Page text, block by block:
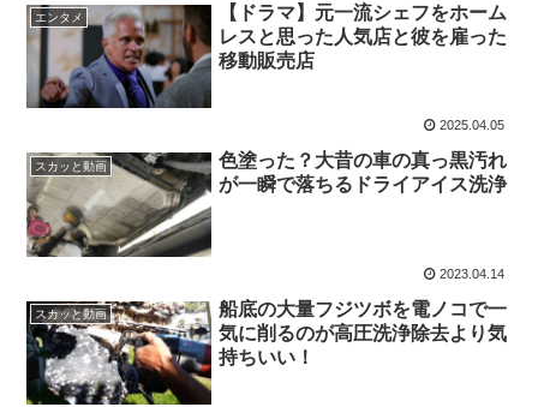
エンタメ
【ドラマ】元一流シェフをホーム
レスと思った人気店と彼を雇った
移動販売店
2025.04.05
スカッと動画
色塗った？大昔の車の真っ黒汚れ
が一瞬で落ちるドライアイス洗浄
2023.04.14
スカッと動画
船底の大量フジツボを電ノコで一
気に削るのが高圧洗浄除去より気
持ちいい！